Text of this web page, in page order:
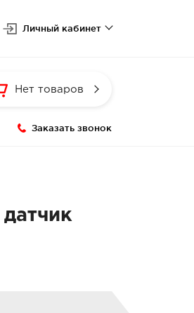
Личный кабинет
Нет товаров
Заказать звонок